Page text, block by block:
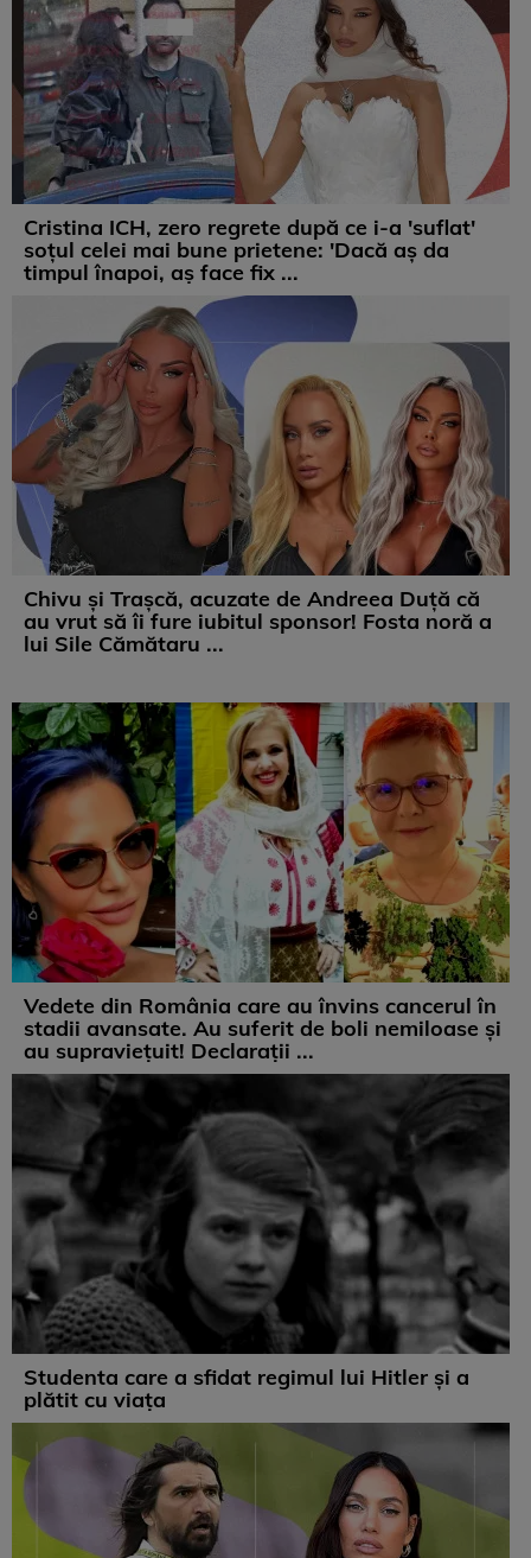
Cristina ICH, zero regrete după ce i-a 'suflat'
soțul celei mai bune prietene: 'Dacă aș da
timpul înapoi, aș face fix ...
Chivu și Trașcă, acuzate de Andreea Duță că
au vrut să îi fure iubitul sponsor! Fosta noră a
lui Sile Cămătaru ...
Vedete din România care au învins cancerul în
stadii avansate. Au suferit de boli nemiloase şi
au supravieţuit! Declarații ...
Studenta care a sfidat regimul lui Hitler și a
plătit cu viața